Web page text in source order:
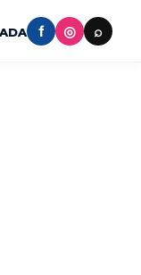
f ◎ ⌕